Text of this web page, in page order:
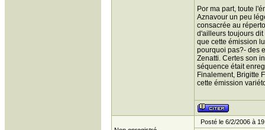
Por ma part, toute
Aznavour un peu
consacrée au
d'ailleurs toujours
que cette émission
pourquoi pas?- des
Zenatti. Certes son
séquence était
Finalement, Brigitte
cette émission
Posté le 6/2/2006 à